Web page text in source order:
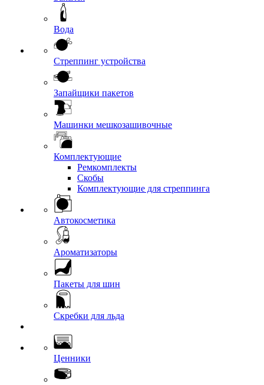
Вода
Стреппинг устройства
Запайщики пакетов
Машинки мешкозашивочные
Комплектующие
Ремкомплекты
Скобы
Комплектующие для стреппинга
Автокосметика
Ароматизаторы
Пакеты для шин
Скребки для льда
Ценники